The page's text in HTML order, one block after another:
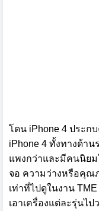
โดน iPhone 4 ประก
iPhone 4 ทั้งทางด้า
แพงกว่าและมีคนนิยม
จอ ความว่างหรือคุณ
เท่าที่ไปดูในงาน
เอาเครื่องแต่ละรุ่นไป